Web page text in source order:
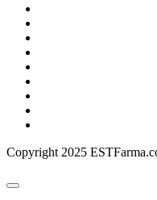
Copyright 2025